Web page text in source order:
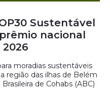
Sustentável
nacional
moradias sustentáveis
região das ilhas de Belém
de Cohabs (ABC)